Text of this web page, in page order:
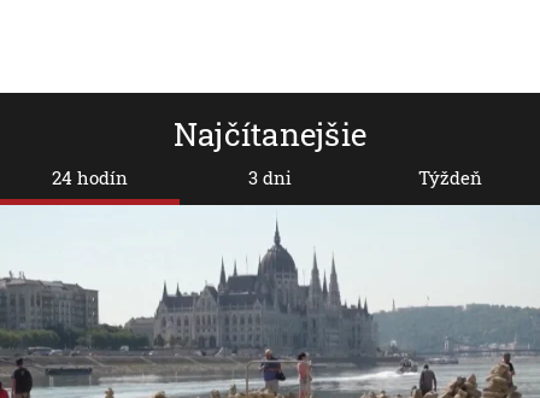
Najčítanejšie
24 hodín 3 dni Týždeň